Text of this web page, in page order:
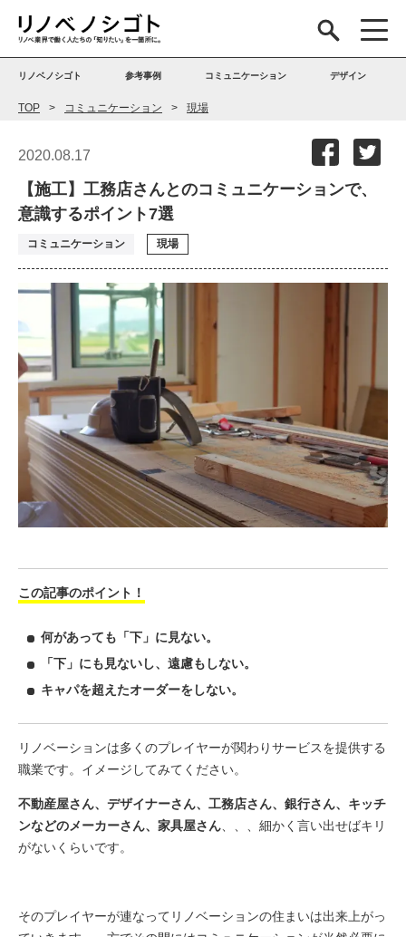
リノベノシゴト 参考事例 コミュニケーション デザイン
TOP コミュニケーション 現場
2020.08.17
【施工】工務店さんとのコミュニケーションで、
意識するポイント7選
コミュニケーション 現場
この記事のポイント！
何があっても「下」に見ない。
「下」にも見ないし、遠慮もしない。
キャパを超えたオーダーをしない。
リノベーションは多くのプレイヤーが関わりサービスを提供する
職業です。イメージしてみてください。
不動産屋さん、デザイナーさん、工務店さん、銀行さん、キッチ
ンなどのメーカーさん、家具屋さん、、、細かく言い出せばキリ
がないくらいです。
そのプレイヤーが連なってリノベーションの住まいは出来上がっ